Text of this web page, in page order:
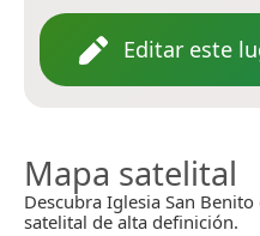
Editar este
Mapa satelital
Descubra Iglesia San
satelital de alta definición.